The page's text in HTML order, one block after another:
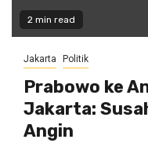
2 min read
Jakarta Politik
Prabowo ke
Jakarta:
Angin